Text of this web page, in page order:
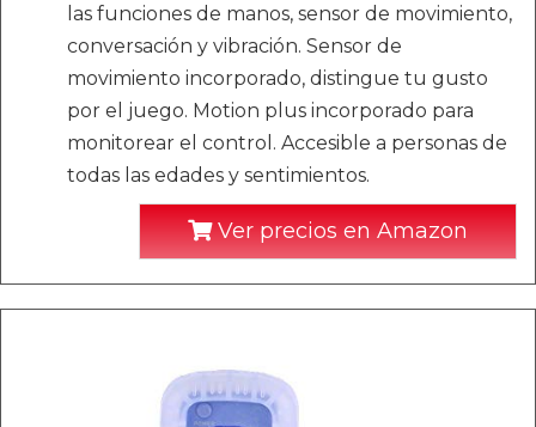
las funciones de manos, sensor de movimiento,
conversación y vibración. Sensor de
movimiento incorporado, distingue tu gusto
por el juego. Motion plus incorporado para
monitorear el control. Accesible a personas de
todas las edades y sentimientos.
Ver precios en Amazon